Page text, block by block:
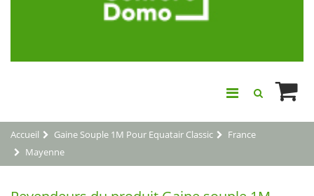
Accueil Gaine Souple 1M Pour Equatair Classic
France
Mayenne